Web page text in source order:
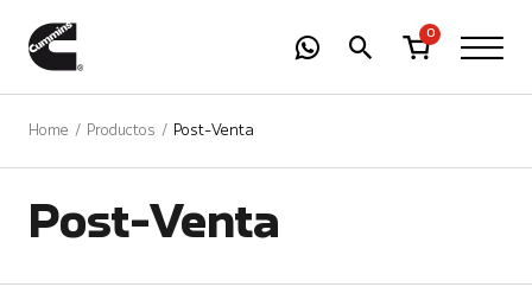
0
Home Productos Post-Venta
Post-Venta